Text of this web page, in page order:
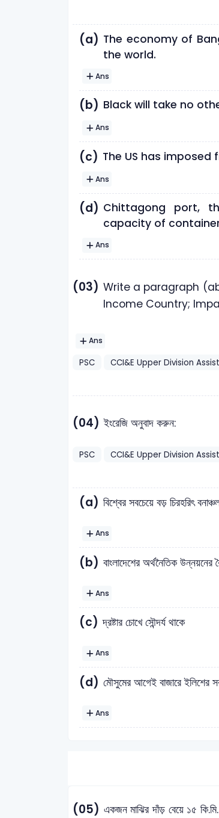
(a) The economy of
the world.
Ans
(b) Black will take no
Ans
(c) The US has
Ans
(d) Chittagong port,
capacity of
Ans
(03) Write a paragraph
Income Country;
Ans
PSC CCI&E Upper Division
(04) ইংরেজি অনুবাদ করুন:
PSC CCI&E Upper Division
(a) বিশ্বের সবচেয়ে বড় চিরহরিৎ
Ans
(b) বাংলাদেশের অর্থনৈতিক উন্নয়নের
Ans
(c) দ্রষ্টার চোখে সৌন্দর্য থাকে
Ans
(d) মৌসুমের আগেই বাজারে ইলিশের
Ans
(05) একজন মাঝির দাঁড় বেয়ে ১৫